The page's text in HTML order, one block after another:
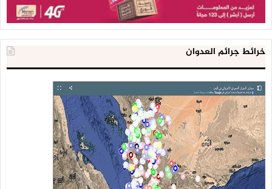
خرائط جرائم العدوان